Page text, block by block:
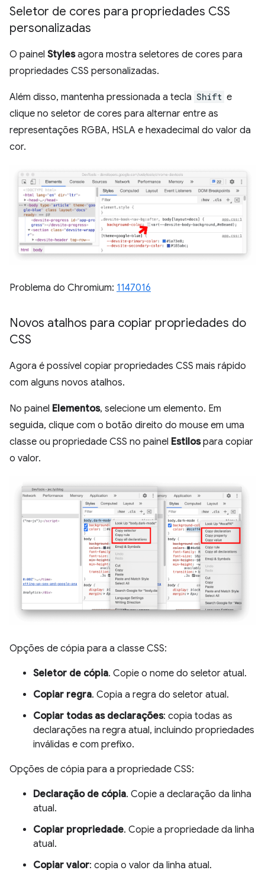
Seletor de cores para propriedades CSS
personalizadas
O painel Stylesagora mostra seletores de cores para
propriedades CSS personalizadas.
Além disso, mantenha pressionada a tecla Shift e
clique no seletor de cores para alternar entre as
representações RGBA, HSLA e hexadecimal do valor da
cor.
Problema do Chromium: 1147016
Novos atalhos para copiar propriedades do
CSS
Agora é possível copiar propriedades CSS mais rápido
com alguns novos atalhos.
No painel Elementos, selecione um elemento. Em
seguida, clique com o botão direito do mouse em uma
classe ou propriedade CSS no painel Estilospara copiar
o valor.
Opções de cópia para a classe CSS:
Seletor de cópia. Copie o nome do seletor atual.
Copiar regra. Copia a regra do seletor atual.
Copiar todas as declarações: copia todas as
declarações na regra atual, incluindo propriedades
inválidas e com prefixo.
Opções de cópia para a propriedade CSS:
Declaração de cópia. Copie a declaração da linha
atual.
Copiar propriedade. Copie a propriedade da linha
atual.
Copiar valor: copia o valor da linha atual.